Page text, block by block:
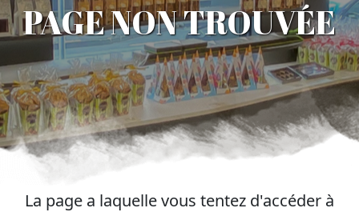
PAGE NON TROUVÉE
La page a laquelle vous tentez d'accéder à